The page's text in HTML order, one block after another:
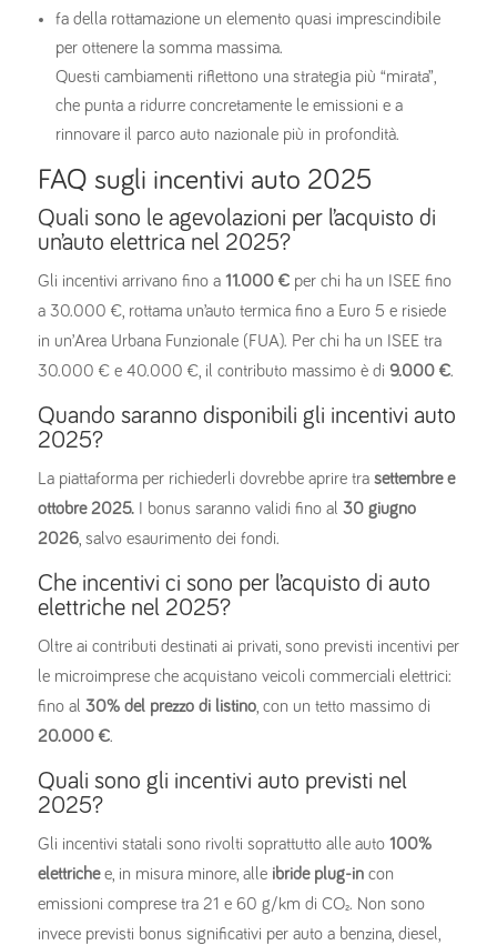
fa della rottamazione un elemento quasi imprescindibile
per ottenere la somma massima.
Questi cambiamenti riflettono una strategia più “mirata”,
che punta a ridurre concretamente le emissioni e a
rinnovare il parco auto nazionale più in profondità.
FAQ sugli incentivi auto 2025
Quali sono le agevolazioni per l’acquisto di
un’auto elettrica nel 2025?
Gli incentivi arrivano fino a 11.000 € per chi ha un ISEE fino
a 30.000 €, rottama un’auto termica fino a Euro 5 e risiede
in un’Area Urbana Funzionale (FUA). Per chi ha un ISEE tra
30.000 € e 40.000 €, il contributo massimo è di 9.000 €.
Quando saranno disponibili gli incentivi auto
2025?
La piattaforma per richiederli dovrebbe aprire tra settembre e
ottobre 2025. I bonus saranno validi fino al 30 giugno
2026 , salvo esaurimento dei fondi.
Che incentivi ci sono per l’acquisto di auto
elettriche nel 2025?
Oltre ai contributi destinati ai privati, sono previsti incentivi per
le microimprese che acquistano veicoli commerciali elettrici:
fino al 30% del prezzo di listino , con un tetto massimo di
20.000 €.
Quali sono gli incentivi auto previsti nel
2025?
Gli incentivi statali sono rivolti soprattutto alle auto 100%
elettrichee, in misura minore, alle ibride plug-in con
emissioni comprese tra 21 e 60 g/km di CO₂. Non sono
invece previsti bonus significativi per auto a benzina, diesel,